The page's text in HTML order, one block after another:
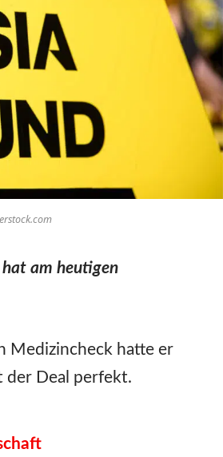
am heutigen
Medizincheck hatte er
der Deal perfekt.